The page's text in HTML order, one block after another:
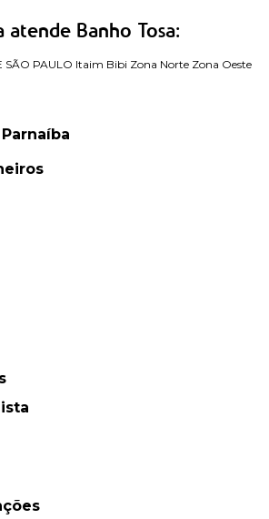
atende Banho Tosa:
SÃO PAULO Itaim Bibi Zona Norte Zona Oeste
Parnaíba